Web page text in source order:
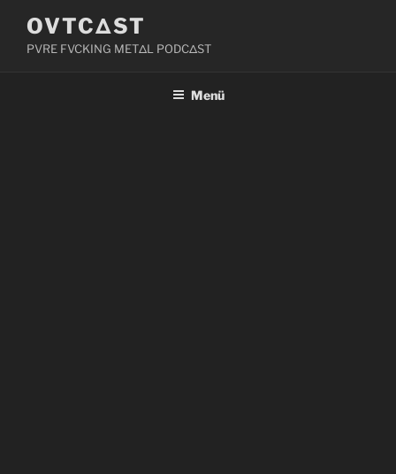
Inhalt
springen
OVTCΔST
PVRE FVCKING METΔL PODCΔST
Menü